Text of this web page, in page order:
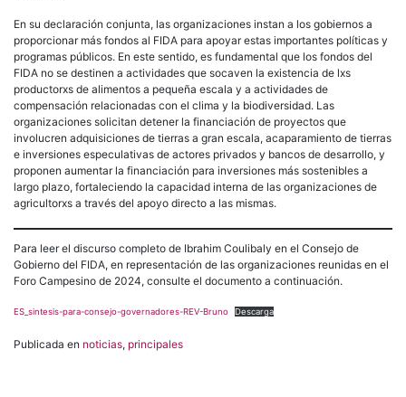
En su declaración conjunta, las organizaciones instan a los gobiernos a
proporcionar más fondos al FIDA para apoyar estas importantes políticas y
programas públicos. En este sentido, es fundamental que los fondos del
FIDA no se destinen a actividades que socaven la existencia de lxs
productorxs de alimentos a pequeña escala y a actividades de
compensación relacionadas con el clima y la biodiversidad. Las
organizaciones solicitan detener la financiación de proyectos que
involucren adquisiciones de tierras a gran escala, acaparamiento de tierras
e inversiones especulativas de actores privados y bancos de desarrollo, y
proponen aumentar la financiación para inversiones más sostenibles a
largo plazo, fortaleciendo la capacidad interna de las organizaciones de
agricultorxs a través del apoyo directo a las mismas.
Para leer el discurso completo de Ibrahim Coulibaly en el Consejo de
Gobierno del FIDA, en representación de las organizaciones reunidas en el
Foro Campesino de 2024, consulte el documento a continuación.
ES_sintesis-para-consejo-governadores-REV-Bruno Descarga
Publicada en noticias, principales